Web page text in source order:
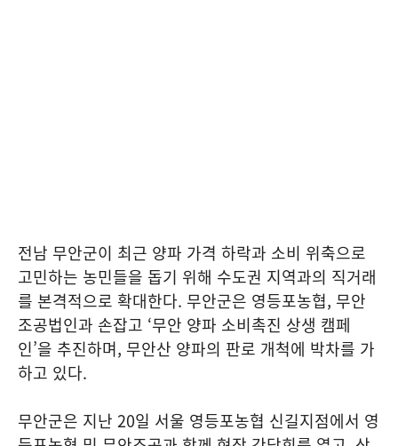
전남 무안군이 최근 양파 가격 하락과 소비 위축으로
고민하는 농민들을 돕기 위해 수도권 지역과의 직거래
를 본격적으로 확대한다. 무안군은 영등포농협, 무안
조공법인과 손잡고 ‘무안 양파 소비촉진 상생 캠페
인’을 추진하며, 무안산 양파의 판로 개척에 박차를 가
하고 있다.
무안군은 지난 20일 서울 영등포농협 신길지점에서 영